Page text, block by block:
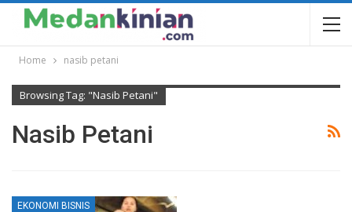
Home nasib petani
Browsing Tag: "nasib Petani"
Nasib Petani
EKONOMI BISNIS